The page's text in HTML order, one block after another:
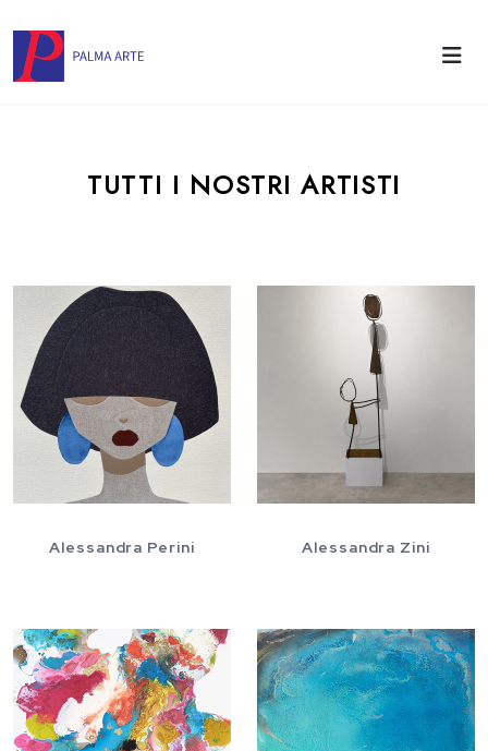
TUTTI I NOSTRI ARTISTI
Alessandra Perini Alessandra Zini